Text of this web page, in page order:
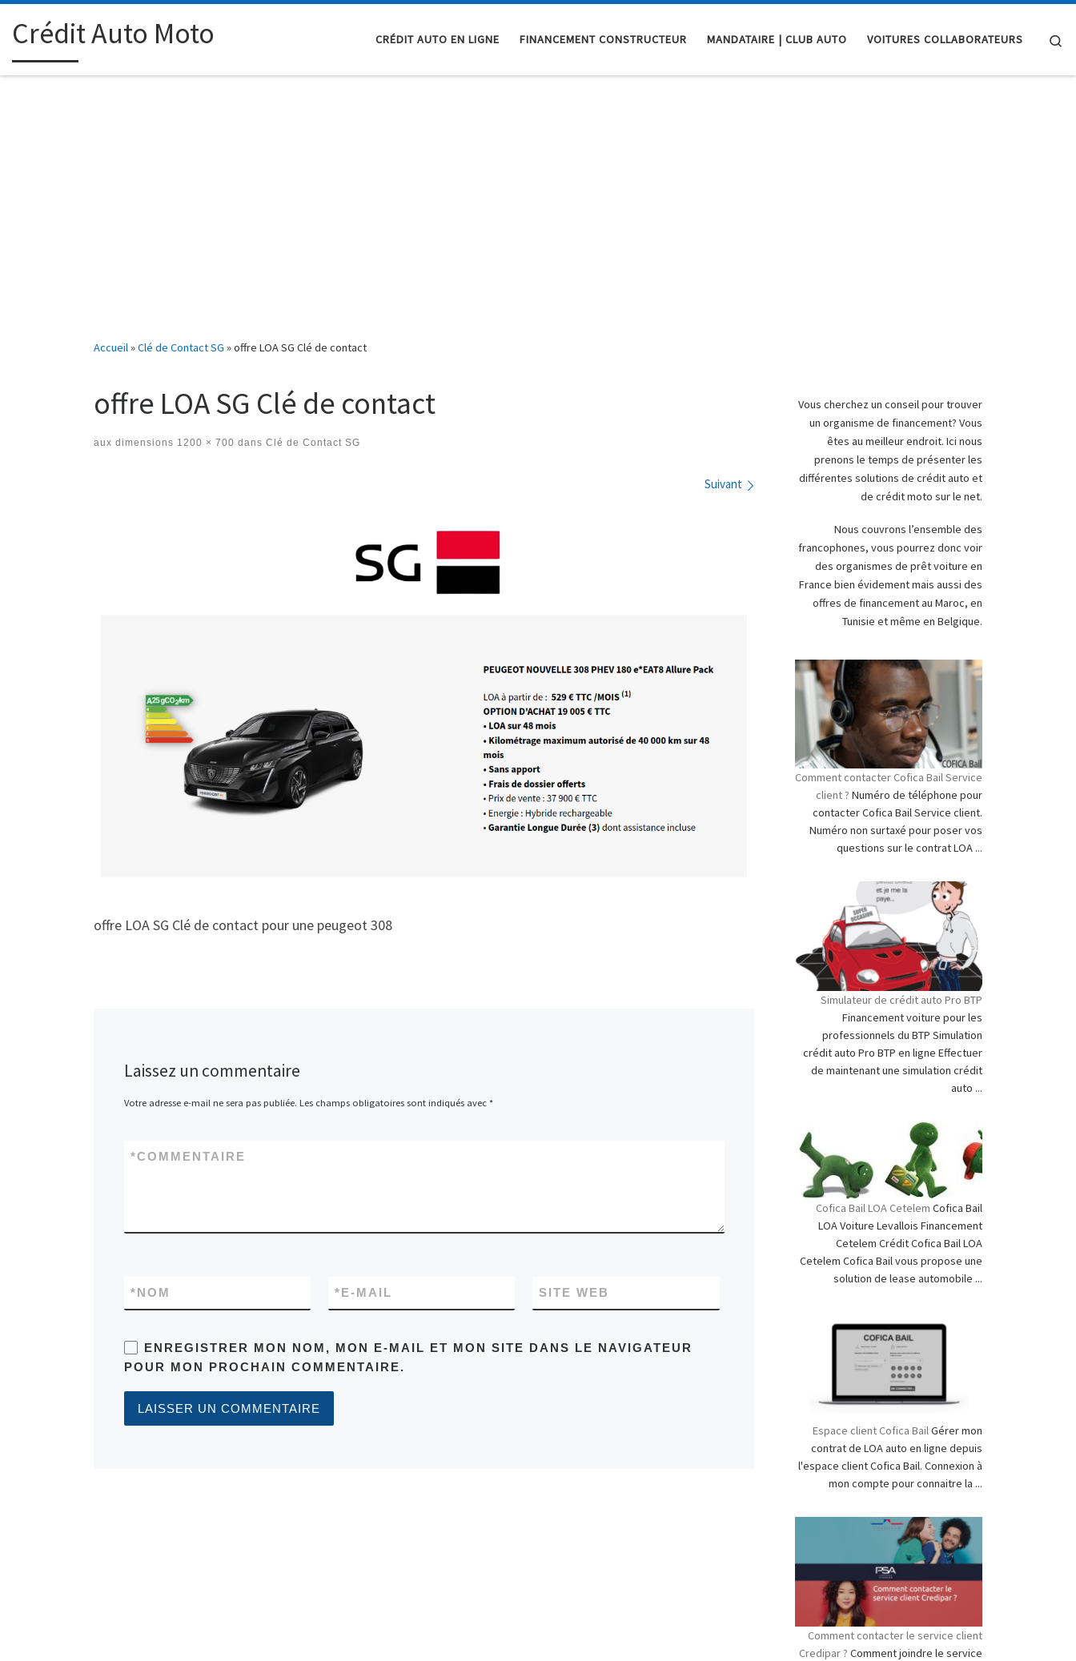
Passer au contenu
Crédit Auto Moto CRÉDIT AUTO EN LIGNE FINANCEMENT CONSTRUCTEUR MANDATAIRE | CLUB AUTO VOITURES COLLABORATEURS
Accueil»Clé de Contact SG »offre LOA SG Clé de contact
offre LOA SG Clé de contact
aux dimensions 1200 × 700 dans Clé de Contact SG
Suivant
offre LOA SG Clé de contact pour une peugeot 308
Laissez un commentaire
Votre adresse e-mail ne sera pas publiée. Les champs obligatoires sont indiqués avec *
COMMENTAIRE
*
NOM
* E-MAIL
* SITE WEB
ENREGISTRER MON NOM, MON E-MAIL ET MON SITE DANS LE NAVIGATEUR
POUR MON PROCHAIN COMMENTAIRE.
Vous cherchez un conseil pour trouver
un organisme de financement? Vous
êtes au meilleur endroit. Ici nous
prenons le temps de présenter les
différentes solutions de crédit auto et
de crédit moto sur le net.
Nous couvrons l’ensemble des
francophones, vous pourrez donc voir
des organismes de prêt voiture en
France bien évidement mais aussi des
offres de financement au Maroc, en
Tunisie et même en Belgique.
Comment contacter Cofica Bail Service
client ? Numéro de téléphone pour
contacter Cofica Bail Service client.
Numéro non surtaxé pour poser vos
questions sur le contrat LOA ...
Simulateur de crédit auto Pro BTP
Financement voiture pour les
professionnels du BTP Simulation
crédit auto Pro BTP en ligne Effectuer
de maintenant une simulation crédit
auto ...
Cofica Bail LOA Cetelem Cofica Bail
LOA Voiture Levallois Financement
Cetelem Crédit Cofica Bail LOA
Cetelem Cofica Bail vous propose une
solution de lease automobile ...
Espace client Cofica BailGérer mon
contrat de LOA auto en ligne depuis
l'espace client Cofica Bail. Connexion à
mon compte pour connaitre la ...
Comment contacter le service client
Credipar ? Comment joindre le service